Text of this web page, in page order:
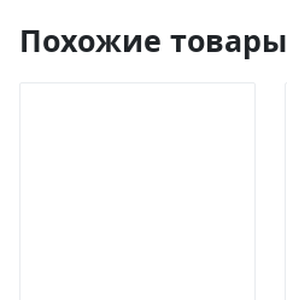
Похожие товары